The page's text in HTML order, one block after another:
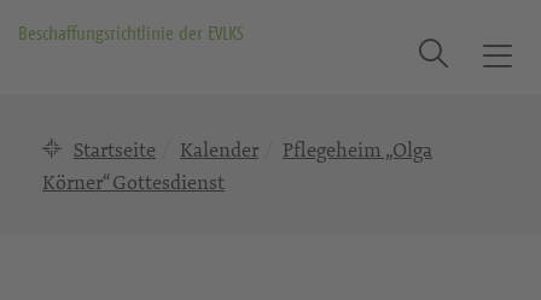
Beschaffungsrichtlinie der EVLKS
T
Suche
Startseite Kalender
Pflegeheim „Olga
Körner“ Gottesdienst